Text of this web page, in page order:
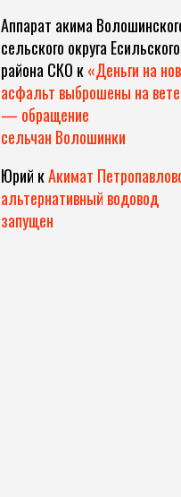
Аппарат акима
сельского округа Есильского
района СКО к«Деньги на
асфальт выброшены на
— обращение
сельчан Волошинки
Юрий кАкимат
альтернативный водовод
запущен